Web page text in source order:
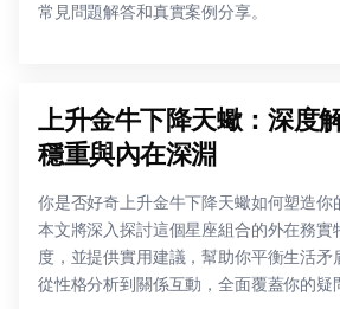
常見問題解答和真實案例分享。
上升金牛下降天蠍：深度
穩重與內在深淵
你是否好奇上升金牛下降天蠍如何塑造你
本文將深入探討這個星座組合的外在務實
度，並提供實用建議，幫助你平衡生活矛
從性格分析到關係互動，全面覆蓋你的疑